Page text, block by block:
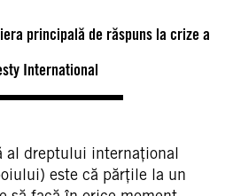
principală de răspuns la crize a
International
al dreptului internațional
este că părțile la un